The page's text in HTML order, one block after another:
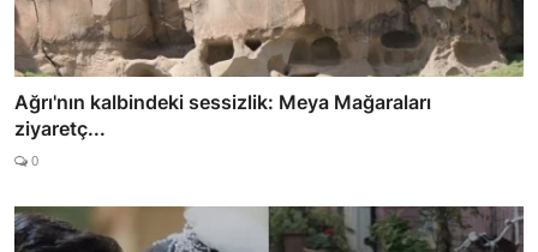
Ağrı'nın kalbindeki sessizlik: Meya Mağaraları
ziyaretç...
0